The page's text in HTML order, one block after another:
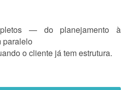
— do planejamento à
o cliente já tem estrutura.